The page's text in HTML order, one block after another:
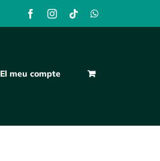
FacebookInstagram
TiktokWhatsApp
El meu compte